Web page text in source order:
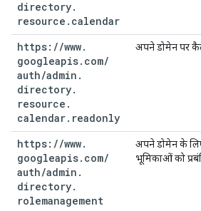
directory.
resource . calendar
https: //www.
googleapis. com/
auth/admin .
directory.
resource .
calendar. readonly
अपने डोमेन पर
https: //www.
googleapis. com/
auth/admin .
directory.
rolemanagement
अपने डोमेन के
भूमिकाओं को